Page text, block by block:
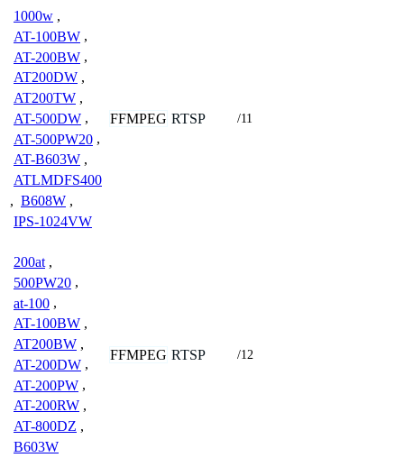
1000w ,
AT-100BW ,
AT-200BW ,
AT200DW ,
AT200TW ,
AT-500DW ,
AT-500PW20 ,
AT-B603W ,
ATLMDFS400
, B608W ,
IPS-1024VW
FFMPEG RTSP /11
200at ,
500PW20 ,
at-100 ,
AT-100BW ,
AT200BW ,
AT-200DW ,
AT-200PW ,
AT-200RW ,
AT-800DZ ,
B603W
FFMPEG RTSP /12